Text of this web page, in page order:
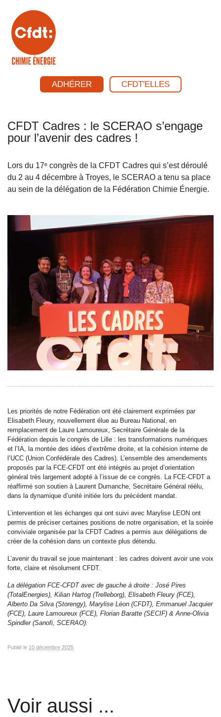
ADHÉRER CFDT'ELLES
CFDT Cadres : le SCERAO s’engage
pour l’avenir des cadres !
Lors du 17ᵉ congrès de la CFDT Cadres qui s’est déroulé
du 2 au 4 décembre à Troyes, le SCERAO a tenu sa place
au sein de la délégation de la Fédération Chimie Énergie.
Les priorités de notre Fédération ont été clairement exprimées par
Elisabeth Fleury, nouvellement élue au Bureau National, en
remplacement de Laure Lamoureux, Secrétaire Générale de la
Fédération depuis le congrès de Lille : les transformations numériques
et l’IA, la montée des idées d’extrême droite, et la cohésion interne de
l’UCC (Union Confédérale des Cadres). L’ensemble des amendements
proposés par la FCE-CFDT ont été intégrés au projet d’orientation
général très largement adopté à l’issue de ce congrès. La FCE-CFDT a
réaffirmé son soutien à Laurent Dumanche, Secrétaire Général réélu,
dans la dynamique d’unité initiée lors du précédent mandat.
L’intervention et les échanges qui ont suivi avec Marylise LEON ont
permis de préciser certaines positions de notre organisation, et la soirée
conviviale organisée par la CFDT Cadres a permis aux délégations de
créer de la cohésion dans un contexte plus détendu.
L’avenir du travail se joue maintenant : les cadres doivent avoir une voix
forte, claire et résolument CFDT.
La délégation FCE-CFDT avec de gauche à droite : José Pires
(TotalEnergies), Kilian Hartog (Trelleborg), Elisabeth Fleury (FCE),
Alberto Da Silva (Storengy), Marylise Léon (CFDT), Emmanuel Jacquier
(FCE), Laure Lamoureux (FCE), Florian Baratte (SECIF) & Anne-Olivia
Spindler (Sanofi, SCERAO).
Publié le 10 décembre 2025
Voir aussi ...